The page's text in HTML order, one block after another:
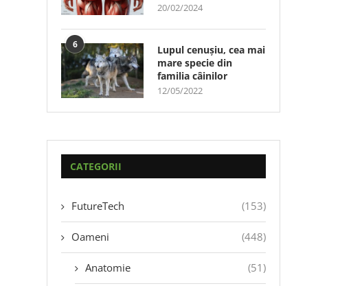
20/02/2024
6
Lupul cenușiu, cea mai
mare specie din
familia câinilor
12/05/2022
CATEGORII
FutureTech (153)
Oameni (448)
Anatomie (51)